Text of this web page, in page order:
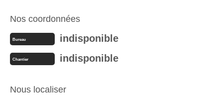
Nos coordonnées
Bureau indisponible
Chantier indisponible
Nous localiser